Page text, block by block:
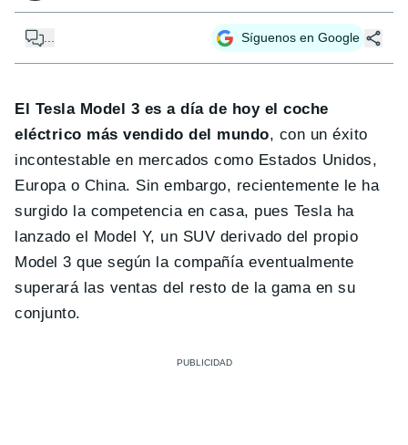
... Síguenos en Google
El Tesla Model 3 es a día de hoy el coche
eléctrico más vendido del mundo, con un éxito
incontestable en mercados como Estados Unidos,
Europa o China. Sin embargo, recientemente le ha
surgido la competencia en casa, pues Tesla ha
lanzado el Model Y, un SUV derivado del propio
Model 3 que según la compañía eventualmente
superará las ventas del resto de la gama en su
conjunto.